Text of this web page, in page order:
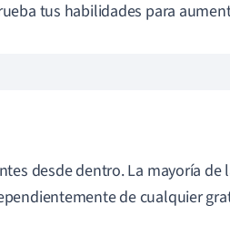
tus habilidades para
desde dentro. La mayoría de
de cualquier